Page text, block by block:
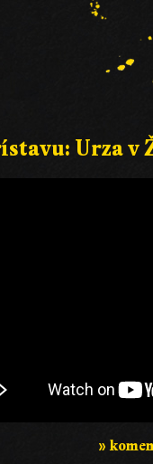
Urza
»